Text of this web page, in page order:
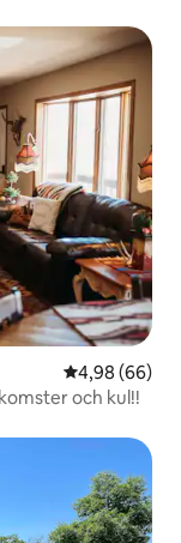
4,98 av 5 i
4,98 (66)
och kul!!